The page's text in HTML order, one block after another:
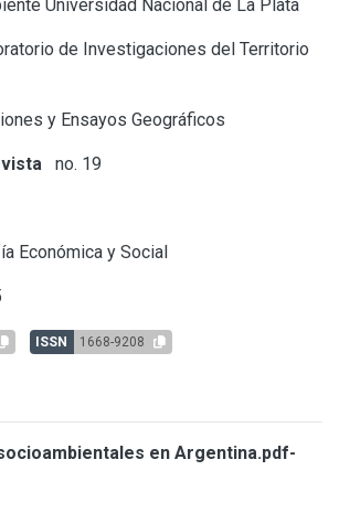
Universidad Nacional de La Plata
de Investigaciones del Territorio
y Ensayos Geográficos
no. 19
Económica y Social
ISSN 1668-9208
en Argentina.pdf-